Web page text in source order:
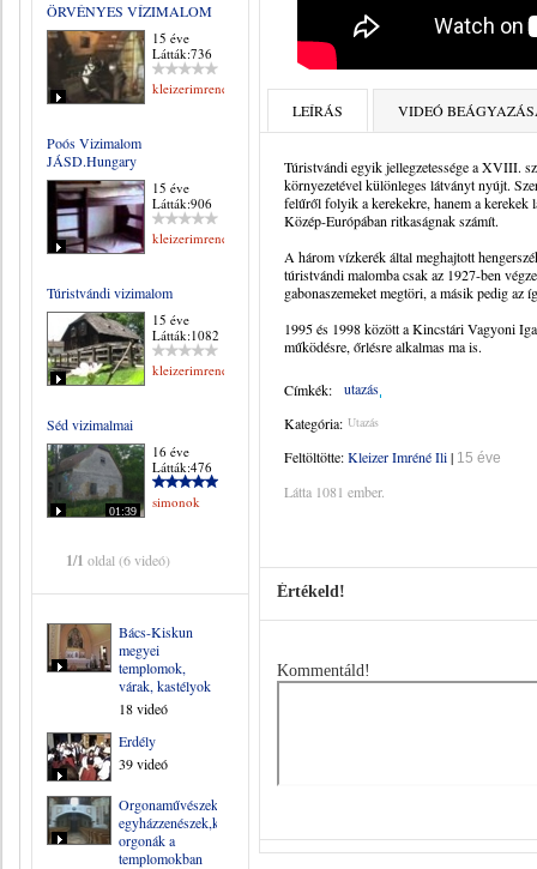
ÖRVÉNYES VÍZIMALOM
15 éve
Látták:736
kleizerimrene
Poós Vizimalom
JÁSD.Hungary
15 éve
Látták:906
kleizerimrene
Túristvándi vizimalom
15 éve
Látták:1082
kleizerimrene
Séd vizimalmai
01:39
16 éve
Látták:476
simonok
1/1 oldal (6 videó)
Bács-Kiskun
megyei
templomok,
várak, kastélyok
18 videó
Erdély
39 videó
Orgonaművészek,
egyházzenészek,kántorok,
orgonák a
templomokban
LEÍRÁS VIDEÓ
Túristvándi egyik jellegzetessége a XVIII.
környezetével különleges látványt nyújt.
felűről folyik a kerekekre, hanem a kerekek
Közép-Európában ritkaságnak számít.
A három vízkerék által meghajtott
túristvándi malomba csak az 1927-ben
gabonaszemeket megtöri, a másik pedig az
1995 és 1998 között a Kincstári Vagyoni
működésre, őrlésre alkalmas ma is.
Címkék:
utazás
Kategória: Utazás
Feltöltötte:Kleizer Imréné Ili| 15 éve
Látta 1081 ember.
Értékeld!
Kommentáld!